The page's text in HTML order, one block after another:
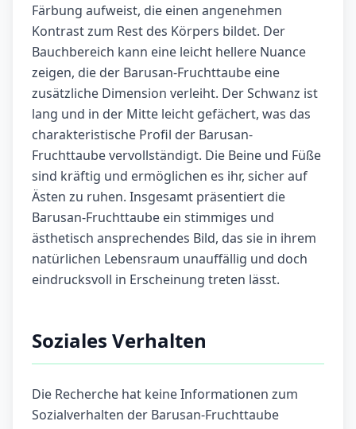
Färbung aufweist, die einen angenehmen
Kontrast zum Rest des Körpers bildet. Der
Bauchbereich kann eine leicht hellere Nuance
zeigen, die der Barusan-Fruchttaube eine
zusätzliche Dimension verleiht. Der Schwanz ist
lang und in der Mitte leicht gefächert, was das
charakteristische Profil der Barusan-
Fruchttaube vervollständigt. Die Beine und Füße
sind kräftig und ermöglichen es ihr, sicher auf
Ästen zu ruhen. Insgesamt präsentiert die
Barusan-Fruchttaube ein stimmiges und
ästhetisch ansprechendes Bild, das sie in ihrem
natürlichen Lebensraum unauffällig und doch
eindrucksvoll in Erscheinung treten lässt.
Soziales Verhalten
Die Recherche hat keine Informationen zum
Sozialverhalten der Barusan-Fruchttaube